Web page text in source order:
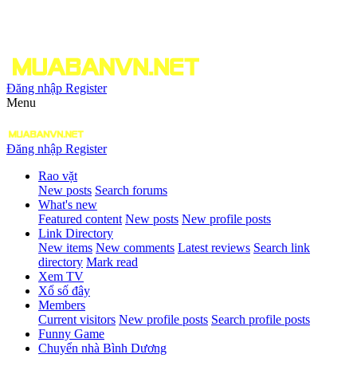
Đăng nhập Register
Menu
Đăng nhập Register
Rao vặt
New posts Search forums
What's new
Featured content New posts New profile posts
Link Directory
New items New comments Latest reviews Search link
directory Mark read
Xem TV
Xổ số đây
Members
Current visitors New profile posts Search profile posts
Funny Game
Chuyển nhà Bình Dương